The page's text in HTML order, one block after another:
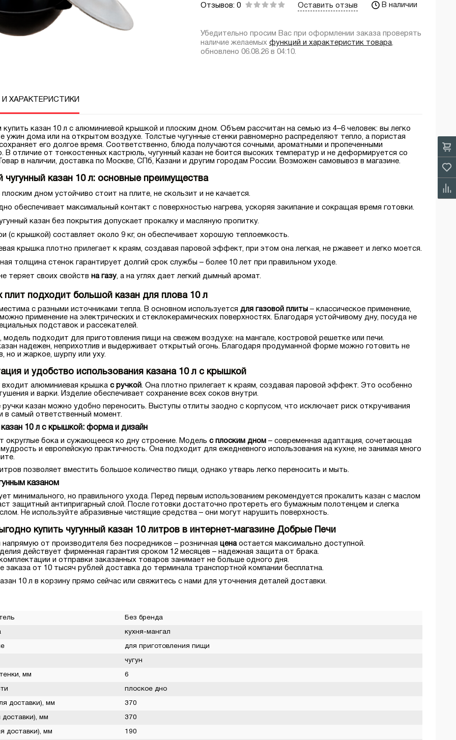
Отзывов: 0 Оставить отзыв В наличии
Убедительно просим Вас при оформлении заказа проверять
наличие желаемых функций и характеристик товара,
обновлено 06.08.26 в 04:10.
ХАРАКТЕРИСТИКИ
купить казан 10 л с алюминиевой крышкой и плоским дном. Объем рассчитан на семью из 4–6 человек: вы легко
ужин дома или на открытом воздухе. Толстые чугунные стенки равномерно распределяют тепло, а пористая
его долгое время. Соответственно, блюда получаются сочными, ароматными и пропеченными
В отличие от тонкостенных кастрюль, чугунный казан не боится высоких температур и не деформируется со
в наличии, доставка по Москве, СПб, Казани и другим городам России. Возможен самовывоз в магазине.
чугунный казан 10 л: основные преимущества
дном устойчиво стоит на плите, не скользит и не качается.
обеспечивает максимальный контакт с поверхностью нагрева, ускоряя закипание и сокращая время готовки.
казан без покрытия допускает прокалку и масляную пропитку.
(с крышкой) составляет около 9 кг, он обеспечивает хорошую теплоемкость.
крышка плотно прилегает к краям, создавая паровой эффект, при этом она легкая, не ржавеет и легко моется.
толщина стенок гарантирует долгий срок службы – более 10 лет при правильном уходе.
теряет своих свойств на газу, а на углях дает легкий дымный аромат.
плит подходит большой казан для плова 10 л
с разными источниками тепла. В основном используется для газовой плиты – классическое применение,
применение на электрических и стеклокерамических поверхностях. Благодаря устойчивому дну, посуда не
подставок и рассекателей.
модель подходит для приготовления пищи на свежем воздухе: на мангале, костровой решетке или печи.
надежен, неприхотлив и выдерживает открытый огонь. Благодаря продуманной форме можно готовить не
но и жаркое, шурпу или уху.
и удобство использования казана 10 л с крышкой
входит алюминиевая крышка с ручкой. Она плотно прилегает к краям, создавая паровой эффект. Это особенно
и варки. Изделие обеспечивает сохранение всех соков внутри.
казан можно удобно переносить. Выступы отлиты заодно с корпусом, что исключает риск откручивания
в самый ответственный момент.
10 л с крышкой: форма и дизайн
округлые бока и сужающееся ко дну строение. Модель с плоским дном – современная адаптация, сочетающая
и европейскую практичность. Она подходит для ежедневного использования на кухне, не занимая много
позволяет вместить большое количество пищи, однако утварь легко переносить и мыть.
казаном
минимального, но правильного ухода. Перед первым использованием рекомендуется прокалить казан с маслом
защитный антипригарный слой. После готовки достаточно протереть его бумажным полотенцем и слегка
Не используйте абразивные чистящие средства – они могут нарушить поверхность.
купить чугунный казан 10 литров в интернет-магазине Добрые Печи
напрямую от производителя без посредников – розничная ценаостается максимально доступной.
действует фирменная гарантия сроком 12 месяцев – надежная защита от брака.
и отправки заказанных товаров занимает не больше одного дня.
заказа от 10 тысяч рублей доставка до терминала транспортной компании бесплатна.
10 л в корзину прямо сейчас или свяжитесь с нами для уточнения деталей доставки.
Без бренда
кухня-мангал
для приготовления пищи
чугун
мм 6
плоское дно
доставки), мм 370
мм 370
доставки), мм 190